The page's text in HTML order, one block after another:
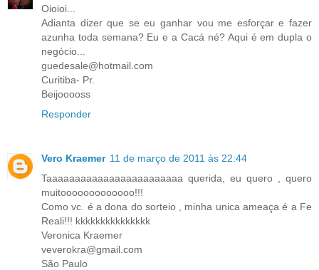
Oioioi...
Adianta dizer que se eu ganhar vou me esforçar e fazer
azunha toda semana? Eu e a Cacá né? Aqui é em dupla o
negócio...
guedesale@hotmail.com
Curitiba- Pr.
Beijooooss
Responder
Vero Kraemer 11 de março de 2011 às 22:44
Taaaaaaaaaaaaaaaaaaaaaaaa querida, eu quero , quero
muitooooooooooooo!!!
Como vc. é a dona do sorteio , minha unica ameaça é a Fe
Reali!!! kkkkkkkkkkkkkkk
Veronica Kraemer
veverokra@gmail.com
São Paulo